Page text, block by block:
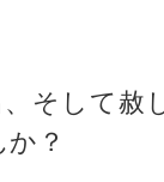
そして赦
？